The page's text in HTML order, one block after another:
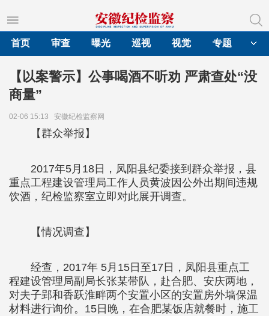
首页
审查 曝光 巡视 视觉 专题
【以案警示】公事喝酒不听劝 严肃查处“没
商量”
02-06 15:13 安徽纪检监察网
【群众举报】
2017年5月18日，凤阳县纪委接到群众举报，县
重点工程建设管理局工作人员黄波因公外出期间违规
饮酒，纪检监察室立即对此展开调查。
【情况调查】
经查，2017年 5月15日至17日，凤阳县重点工
程建设管理局副局长张某带队，赴合肥、安庆两地，
对夫子郢和香跃淮畔两个安置小区的安置房外墙保温
材料进行询价。15日晚，在合肥某饭店就餐时，施工